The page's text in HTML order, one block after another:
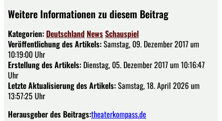
Weitere Informationen zu diesem Beitrag
Kategorien: Deutschland NewsSchauspiel
Veröffentlichung des Artikels:Samstag, 09. Dezember 2017 um
10:19:00 Uhr
Erstellung des Artikels: Dienstag, 05. Dezember 2017 um 10:16:47
Uhr
Letzte Aktualisierung des Artikels:Samstag, 18. April 2026 um
13:57:25 Uhr
Herausgeber des Beitrags:theaterkompass.de